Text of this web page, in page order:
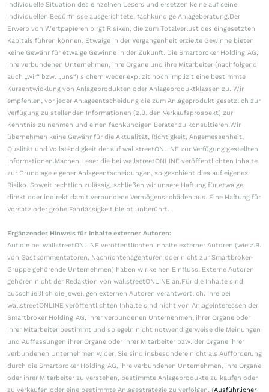
individuelle Situation des einzelnen Lesers und ersetzen keine auf seine
individuellen Bedürfnisse ausgerichtete, fachkundige Anlageberatung.Der
Erwerb von Wertpapieren birgt Risiken, die zum Totalverlust des eingesetzten
Kapitals führen können. Etwaige in der Vergangenheit erzielte Gewinne bieten
keine Gewähr für etwaige Gewinne in der Zukunft. Die Smartbroker Holding AG,
ihre verbundenen Unternehmen, ihre Organe und ihre Mitarbeiter (nachfolgend
auch „wir“ bzw. „uns“) sichern weder explizit noch implizit eine bestimmte
Kursentwicklung von Anlageprodukten oder Anlageproduktklassen zu. Wir
empfehlen, vor jeder Anlageentscheidung die zum Anlageprodukt gesetzlich zur
Verfügung zu stellenden Informationen (z.B. den Verkaufsprospekt) zur
Kenntnis zu nehmen und einen fachkundigen Berater zu konsultieren.Wir
übernehmen keine Gewähr für die Aktualität, Richtigkeit, Angemessenheit,
Qualität und Vollständigkeit der auf wallstreetONLINE zur Verfügung gestellten
Informationen.Machen Leser die bei wallstreetONLINE veröffentlichten Inhalte
zur Grundlage eigener Anlageentscheidungen, so geschieht dies auf eigenes
Risiko. Soweit rechtlich zulässig, schließen wir unsere Haftung für etwaige
direkt oder indirekt damit verbundene Vermögensschäden aus. Eine Haftung für
Vorsatz oder grobe Fahrlässigkeit bleibt unberührt.
Ergänzender Hinweis für Inhalte externer Autoren:
Auf die bei wallstreetONLINE veröffentlichten Inhalte externer Autoren (wie z.B.
von Gastkommentatoren, Nachrichtenagenturen oder nicht zur Smartbroker-
Gruppe gehörende Unternehmen) haben wir keinen Einfluss. Externe Autoren
gehören nicht der Redaktion von wallstreetONLINE an.Für die Inhalte sind
ausschließlich die jeweiligen externen Autoren verantwortlich. Ihre bei
wallstreetONLINE veröffentlichten Inhalte sind nicht von Anlageinteressen der
Smartbroker Holding AG, ihrer verbundenen Unternehmen, ihrer Organe oder
ihrer Mitarbeiter bestimmt und spiegeln nicht notwendigerweise die Meinungen
und Auffassungen ihrer Organe oder ihrer Mitarbeiter bzw. der Organe ihrer
verbundenen Unternehmen wider. Sie sind insbesondere nicht als Aufforderung
durch die Smartbroker Holding AG, ihre verbundenen Unternehmen, ihre Organe
oder ihrer Mitarbeiter zu verstehen, bestimmte Anlageprodukte zu kaufen oder
zu verkaufen oder eine bestimmte Anlagestrategie zu verfolgen. (Ausführlicher